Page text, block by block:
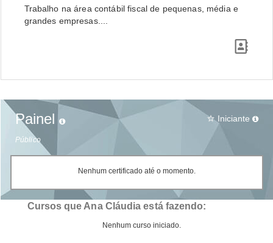
Trabalho na área contábil fiscal de pequenas, média e
grandes empresas....
Painel
Público
star_border Iniciante
Nenhum certificado até o momento.
Cursos que Ana Cláudia está fazendo:
Nenhum curso iniciado.